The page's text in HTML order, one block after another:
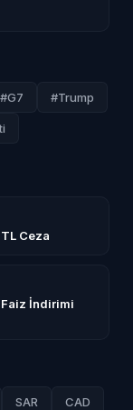
#G7 #Trump
Ceza
Faiz İndirimi
SAR CAD